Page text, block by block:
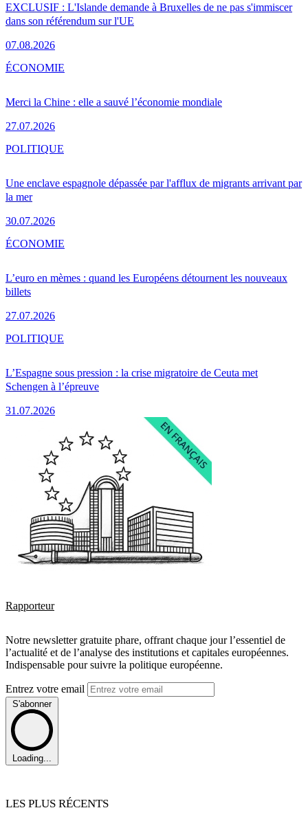
EXCLUSIF : L'Islande demande à Bruxelles de ne pas s'immiscer
dans son référendum sur l'UE
07.08.2026
Merci la Chine : elle a sauvé l’économie mondiale
27.07.2026
ÉCONOMIE
Une enclave espagnole dépassée par l'afflux de migrants arrivant par
la mer
30.07.2026
POLITIQUE
L’euro en mèmes : quand les Européens détournent les nouveaux
billets
27.07.2026
ÉCONOMIE
L’Espagne sous pression : la crise migratoire de Ceuta met
Schengen à l’épreuve
31.07.2026
POLITIQUE
Rapporteur
Notre newsletter gratuite phare, offrant chaque jour l’essentiel de
l’actualité et de l’analyse des institutions et capitales européennes.
Indispensable pour suivre la politique européenne.
Entrez votre email
S'abonner
Loading...
LES PLUS RÉCENTS